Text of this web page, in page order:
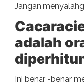
Jangan
adalah
Ini benar -benar